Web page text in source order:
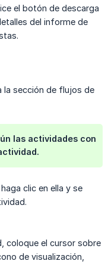
el botón de descarga
del informe de
la sección de flujos de
las actividades con
clic en ella y se
coloque el cursor sobre
de visualización,